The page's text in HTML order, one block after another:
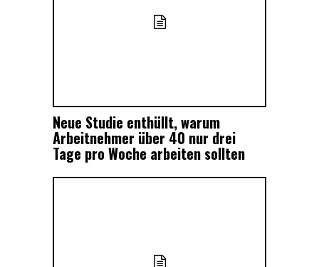
Neue Studie enthüllt, warum
Arbeitnehmer über 40 nur drei
Tage pro Woche arbeiten sollten